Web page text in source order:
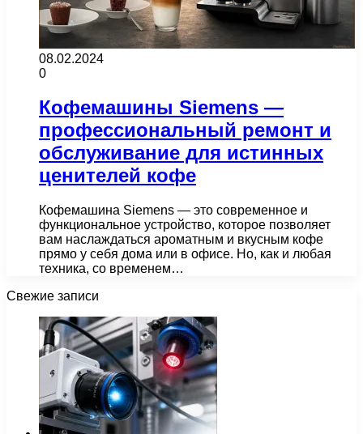
08.02.2024
0
Кофемашины Siemens —
профессиональный ремонт и
обслуживание для истинных
ценителей кофе
Кофемашина Siemens — это современное и
функциональное устройство, которое позволяет
вам наслаждаться ароматным и вкусным кофе
прямо у себя дома или в офисе. Но, как и любая
техника, со временем…
Свежие записи